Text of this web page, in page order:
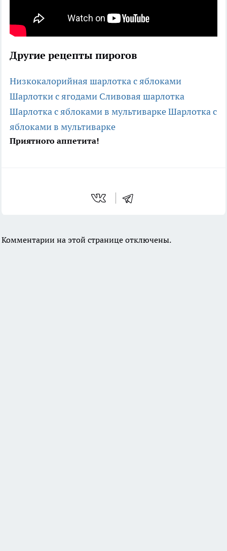
Другие рецепты пирогов
Низкокалорийная шарлотка с яблоками
Шарлотки с ягодами Сливовая шарлотка
Шарлотка с яблоками в мультиваркеШарлотка с
яблоками в мультиварке
Приятного аппетита!
Комментарии на этой странице отключены.